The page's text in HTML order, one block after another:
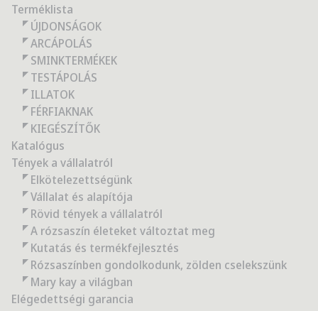
Terméklista
ÚJDONSÁGOK
ARCÁPOLÁS
SMINKTERMÉKEK
TESTÁPOLÁS
ILLATOK
FÉRFIAKNAK
KIEGÉSZÍTŐK
Katalógus
Tények a vállalatról
Elkötelezettségünk
Vállalat és alapítója
Rövid tények a vállalatról
A rózsaszín életeket változtat meg
Kutatás és termékfejlesztés
Rózsaszínben gondolkodunk, zölden cselekszünk
Mary kay a világban
Elégedettségi garancia